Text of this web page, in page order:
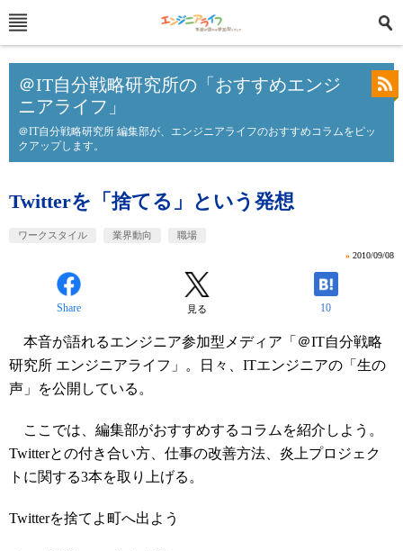
＠IT自分戦略研究所の「おすすめエンジ
ニアライフ」
＠IT自分戦略研究所 編集部が、エンジニアライフのおすすめコラムをピッ
クアップします。
Twitterを「捨てる」という発想
ワークスタイル 業界動向 職場
» 2010/09/08
Share 見る 10
本音が語れるエンジニア参加型メディア「＠IT自分戦略
研究所 エンジニアライフ」。日々、ITエンジニアの「生の
声」を公開している。
ここでは、編集部がおすすめするコラムを紹介しよう。
Twitterとの付き合い方、仕事の改善方法、炎上プロジェク
トに関する3本を取り上げる。
Twitterを捨てよ町へ出よう